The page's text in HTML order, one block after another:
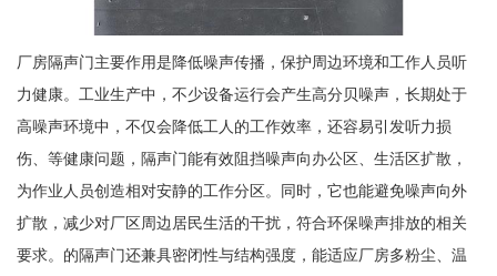
厂房隔声门主要作用是降低噪声传播，保护周边环境和工作人员听
力健康。工业生产中，不少设备运行会产生高分贝噪声，长期处于
高噪声环境中，不仅会降低工人的工作效率，还容易引发听力损
伤、等健康问题，隔声门能有效阻挡噪声向办公区、生活区扩散，
为作业人员创造相对安静的工作分区。同时，它也能避免噪声向外
扩散，减少对厂区周边居民生活的干扰，符合环保噪声排放的相关
要求。的隔声门还兼具密闭性与结构强度，能适应厂房多粉尘、温